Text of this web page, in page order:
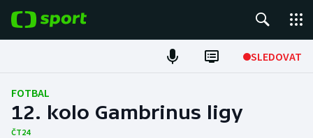
SLEDOVAT
Fotbal
Hokej
FOTBAL
12. kolo Gambrinus ligy
ČT24